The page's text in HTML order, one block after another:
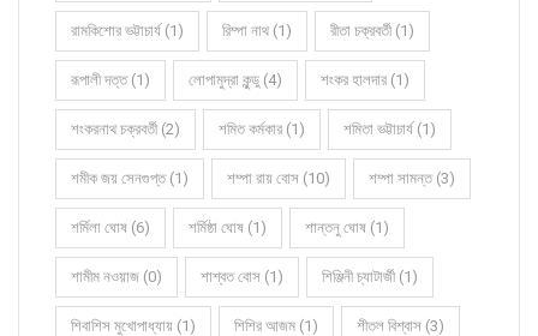
রামকিশোর ভট্টাচার্য (1) রিম্পা নাথ (1) রীতা চক্রবর্তী (1)
রূপালী দত্ত (1) লোপামুদ্রা কুন্ডু (4) শংকর হালদার (1)
শংকরনাথ চক্রবর্তী (2) শমিত কর্মকার (1) শমিতা ভট্টাচার্য (1)
শমীক জয় সেনগুপ্ত (1) শম্পা রায় বোস (10) শম্পা সামন্ত (3)
শর্মিলা ঘোষ (6) শর্মিষ্ঠা ঘোষ (1) শান্তনু ঘোষ (1)
শামীম নওয়াজ (0) শাশ্বত বোস (1) শিঞ্জিনী চ্যাটার্জী (1)
শিবাশিস মুখোপাধ্যায় (1) শিশির আজম (1) শীতল বিশ্বাস (3)